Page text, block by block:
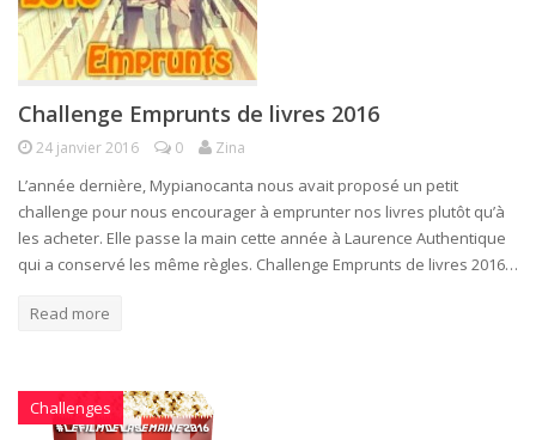
Challenge Emprunts de livres 2016
24 janvier 2016 0 Zina
L’année dernière, Mypianocanta nous avait proposé un petit
challenge pour nous encourager à emprunter nos livres plutôt qu’à
les acheter. Elle passe la main cette année à Laurence Authentique
qui a conservé les même règles. Challenge Emprunts de livres 2016…
Read more
Challenges